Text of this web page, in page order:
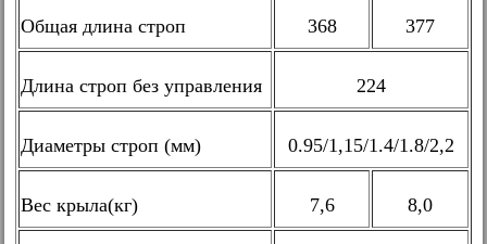
Общая длина строп 368 377
Длина строп без управления 224
Диаметры строп (мм) 0.95/1,15/1.4/1.8/2,2
Вес крыла(кг) 7,6 8,0